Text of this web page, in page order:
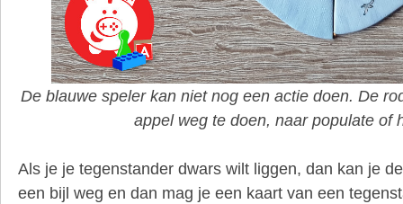
De blauwe speler kan niet nog een actie doen. De
appel weg te doen, naar populate of
Als je je tegenstander dwars wilt liggen, dan kan je
een bijl weg en dan mag je een kaart van een